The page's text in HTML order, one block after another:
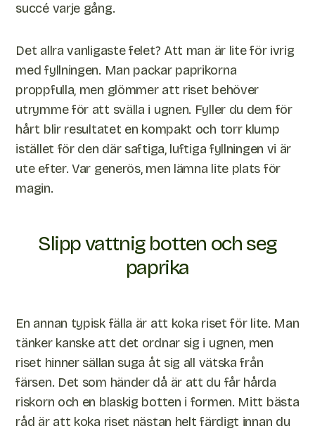
succé varje gång.
Det allra vanligaste felet? Att man är lite för ivrig
med fyllningen. Man packar paprikorna
proppfulla, men glömmer att riset behöver
utrymme för att svälla i ugnen. Fyller du dem för
hårt blir resultatet en kompakt och torr klump
istället för den där saftiga, luftiga fyllningen vi är
ute efter. Var generös, men lämna lite plats för
magin.
Slipp vattnig botten och seg
paprika
En annan typisk fälla är att koka riset för lite. Man
tänker kanske att det ordnar sig i ugnen, men
riset hinner sällan suga åt sig all vätska från
färsen. Det som händer då är att du får hårda
riskorn och en blaskig botten i formen. Mitt bästa
råd är att koka riset nästan helt färdigt innan du